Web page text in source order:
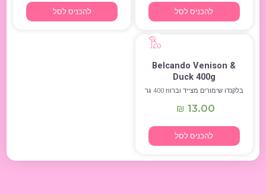
להכניס לסל להכניס לסל
Belcando Venison &
Duck 400g
בלקנדו שימורים מצייד וברווז 400 גר
₪ 13.00
להכניס לסל